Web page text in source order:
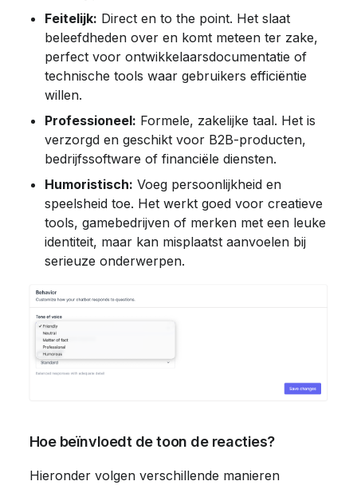
Feitelijk: Direct en to the point. Het slaat
beleefdheden over en komt meteen ter zake,
perfect voor ontwikkelaarsdocumentatie of
technische tools waar gebruikers efficiëntie
willen.
Professioneel: Formele, zakelijke taal. Het is
verzorgd en geschikt voor B2B-producten,
bedrijfssoftware of financiële diensten.
Humoristisch: Voeg persoonlijkheid en
speelsheid toe. Het werkt goed voor creatieve
tools, gamebedrijven of merken met een leuke
identiteit, maar kan misplaatst aanvoelen bij
Hoe beïnvloedt de toon de reacties?